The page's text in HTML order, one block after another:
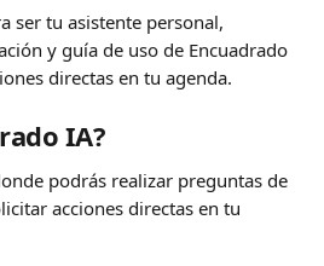
ser tu asistente personal,
y guía de uso de Encuadrado
directas en tu agenda.
IA?
podrás realizar preguntas de
acciones directas en tu